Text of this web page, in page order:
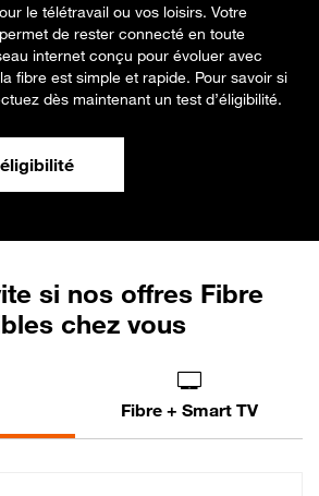
le télétravail ou vos loisirs. Votre
de rester connecté en toute
internet conçu pour évoluer avec
fibre est simple et rapide. Pour savoir si
dès maintenant un test d’éligibilité.
si nos offres Fibre
chez vous
Fibre + Smart TV